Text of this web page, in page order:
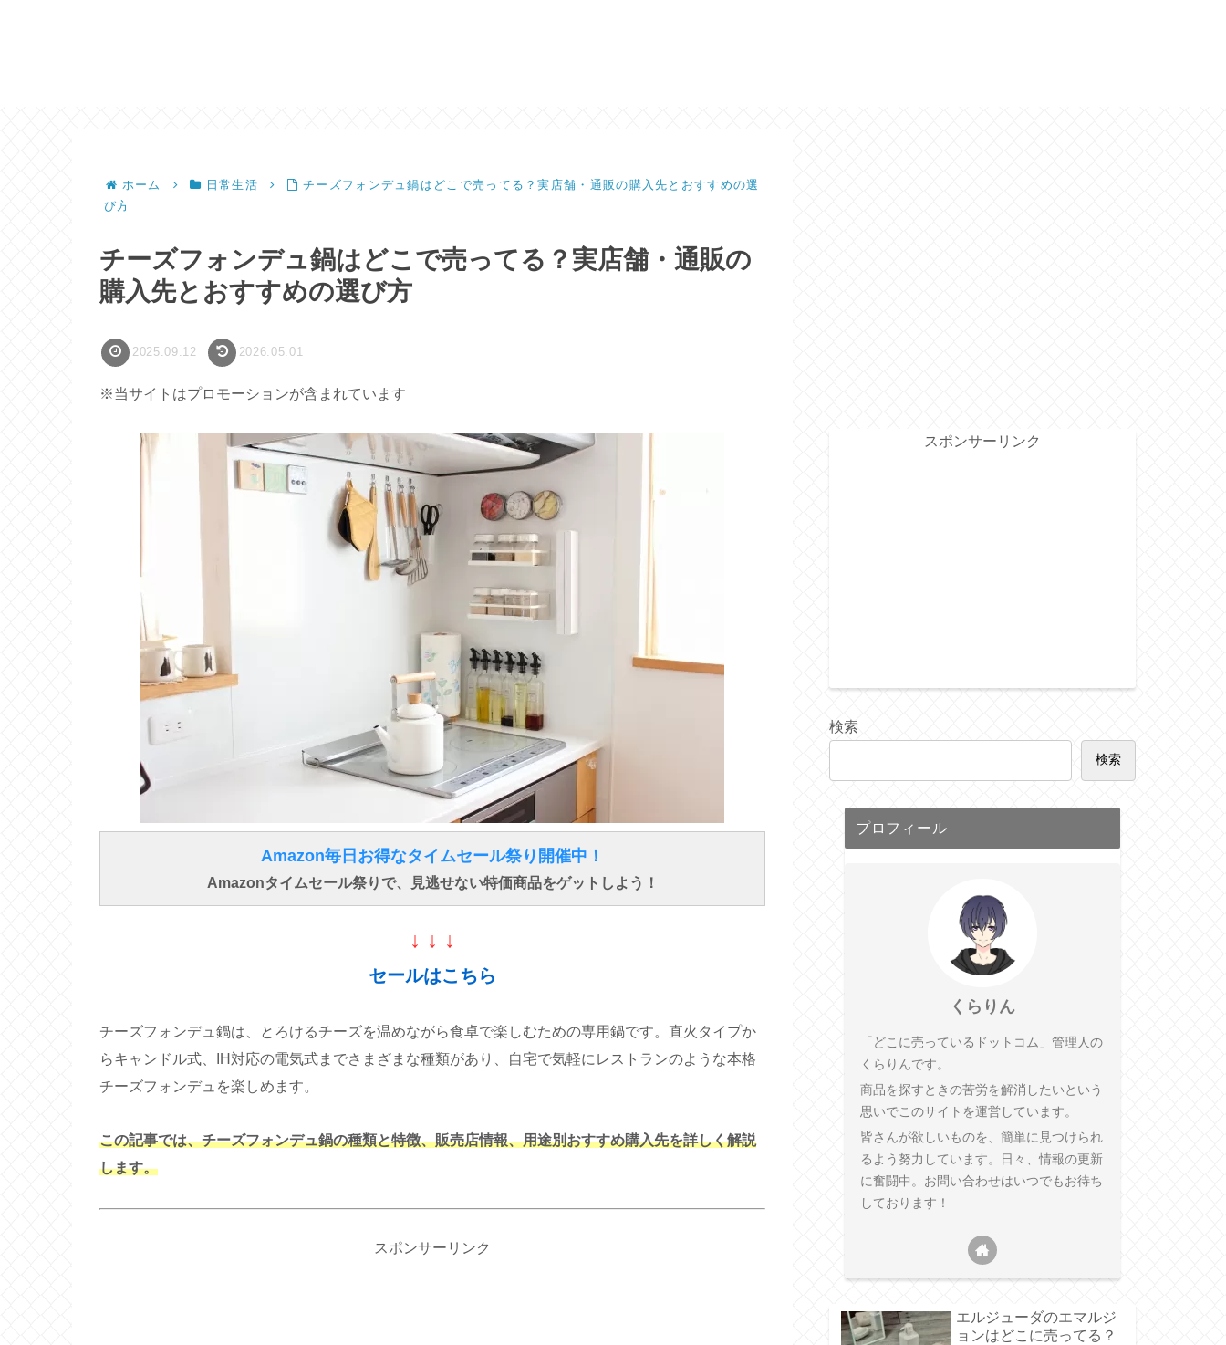
ホーム 日常生活
チーズフォンデュ鍋はどこで売ってる？実店舗・通販の購入先とおすすめの選
び方
チーズフォンデュ鍋はどこで売ってる？実店舗・通販の
購入先とおすすめの選び方
2025.09.12 2026.05.01
※当サイトはプロモーションが含まれています
Amazon毎日お得なタイムセール祭り開催中！
Amazonタイムセール祭りで、見逃せない特価商品をゲットしよう！
↓ ↓ ↓
セールはこちら
チーズフォンデュ鍋は、とろけるチーズを温めながら食卓で楽しむための専用鍋です。直火タイプか
らキャンドル式、IH対応の電気式までさまざまな種類があり、自宅で気軽にレストランのような本格
チーズフォンデュを楽しめます。
この記事では、チーズフォンデュ鍋の種類と特徴、販売店情報、用途別おすすめ購入先を詳しく解説
します。
スポンサーリンク
スポンサーリンク
検索
検索
プロフィール
くらりん
「どこに売っているドットコム」管理人の
くらりんです。
商品を探すときの苦労を解消したいという
思いでこのサイトを運営しています。
皆さんが欲しいものを、簡単に見つけられ
るよう努力しています。日々、情報の更新
に奮闘中。お問い合わせはいつでもお待ち
しております！
エルジューダのエマルジ
ョンはどこに売ってる？